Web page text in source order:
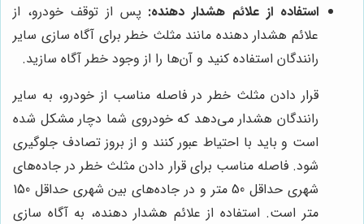
استفاده از علائم هشدار دهنده: پس از توقف خودرو، از
علائم هشدار دهنده مانند مثلث خطر برای آگاه سازی سایر
رانندگان استفاده کنید و آن‌ها را از وجود خطر آگاه سازید.
قرار دادن مثلث خطر در فاصله مناسب از خودرو، به سایر
رانندگان هشدار می‌دهد که خودروی شما دچار مشکل شده
است و باید با احتیاط عبور کنند و از بروز تصادف جلوگیری
شود. فاصله مناسب برای قرار دادن مثلث خطر در جاده‌های
شهری حداقل 50 متر و در جاده‌های بین شهری حداقل 150
متر است. استفاده از علائم هشدار دهنده، به آگاه سازی